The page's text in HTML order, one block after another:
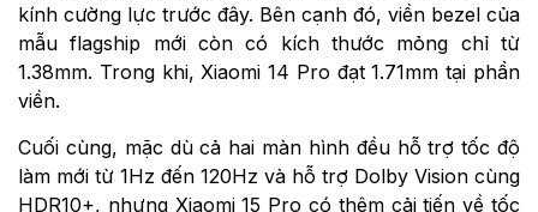
kính cường lực trước đây. Bên cạnh đó, viền bezel của
mẫu flagship mới còn có kích thước mỏng chỉ từ
1.38mm. Trong khi, Xiaomi 14 Pro đạt 1.71mm tại phần
viền.
Cuối cùng, mặc dù cả hai màn hình đều hỗ trợ tốc độ
làm mới từ 1Hz đến 120Hz và hỗ trợ Dolby Vision cùng
HDR10+, nhưng Xiaomi 15 Pro có thêm cải tiến về tốc